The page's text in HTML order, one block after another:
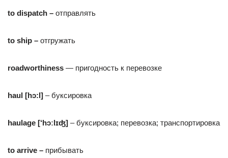
to dispatch – отправлять
to ship – отгружать
roadworthiness — пригодность к перевозке
haul [hͻ:l] – буксировка
haulage [‘hɔːlɪʤ] – буксировка; перевозка; транспортировка
to arrive – прибывать